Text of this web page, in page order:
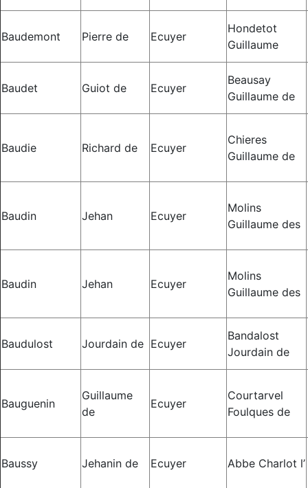
Baudemont Pierre de Ecuyer
Hondetot
Guillaume
Baudet Guiot de Ecuyer
Beausay
Guillaume de
Baudie Richard de Ecuyer
Chieres
Guillaume de
Baudin Jehan Ecuyer
Molins
Guillaume des
Baudin Jehan Ecuyer
Molins
Guillaume des
Baudulost Jourdain de Ecuyer
Bandalost
Jourdain de
Bauguenin
Guillaume
de
Ecuyer
Courtarvel
Foulques de
Baussy Jehanin de Ecuyer Abbe Charlot l’